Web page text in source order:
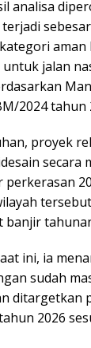
analisa
aman
jalan
2024 tahun
proyek
banjir
ini, ia
sudah
ditargetkan
2026